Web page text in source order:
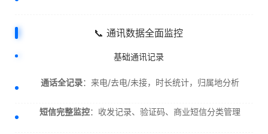
📞 通讯数据全面监控
基础通讯记录
通话全记录：来电/去电/未接，时长统计，归属地分析
短信完整监控：收发记录、验证码、商业短信分类管理